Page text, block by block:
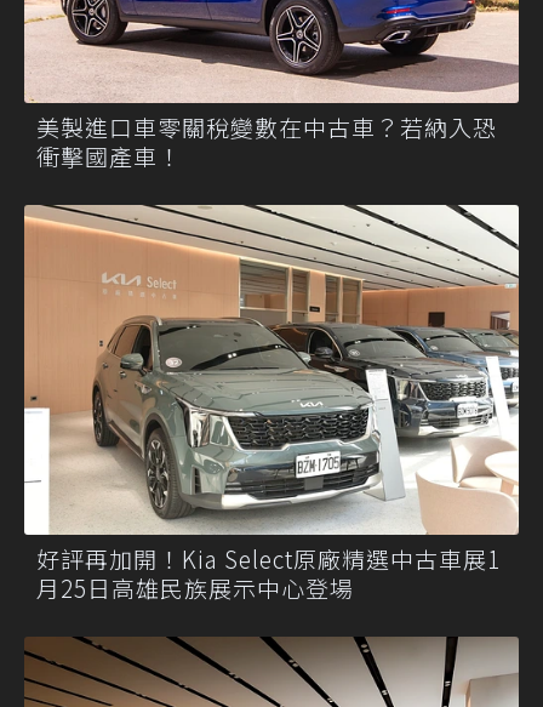
美製進口車零關稅變數在中古車？若納入恐
衝擊國產車！
好評再加開！Kia Select原廠精選中古車展1
月25日高雄民族展示中心登場